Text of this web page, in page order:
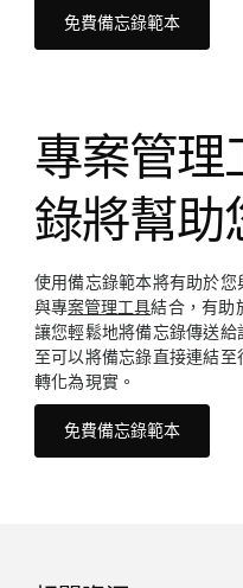
免費備忘錄範本
專案管理
錄將幫助
使用備忘錄範本將有助於
與專案管理工具結合，有助
讓您輕鬆地將備忘錄傳送
至可以將備忘錄直接連結
轉化為現實。
免費備忘錄範本